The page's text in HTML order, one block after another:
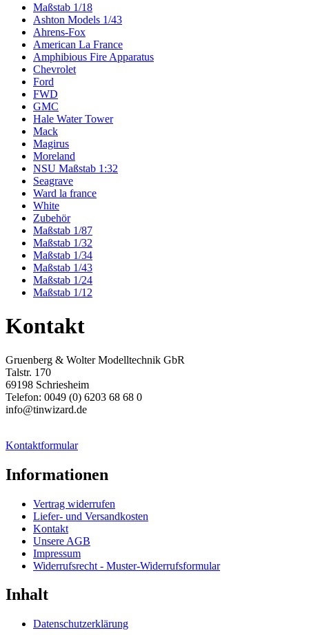
Maßstab 1/18
Ashton Models 1/43
Ahrens-Fox
American La France
Amphibious Fire Apparatus
Chevrolet
Ford
FWD
GMC
Hale Water Tower
Mack
Magirus
Moreland
NSU Maßstab 1:32
Seagrave
Ward la france
White
Zubehör
Maßstab 1/87
Maßstab 1/32
Maßstab 1/34
Maßstab 1/43
Maßstab 1/24
Maßstab 1/12
Kontakt
Gruenberg & Wolter Modelltechnik GbR
Talstr. 170
69198 Schriesheim
Telefon: 0049 (0) 6203 68 68 0
info@tinwizard.de
Kontaktformular
Informationen
Vertrag widerrufen
Liefer- und Versandkosten
Kontakt
Unsere AGB
Impressum
Widerrufsrecht - Muster-Widerrufsformular
Inhalt
Datenschutzerklärung